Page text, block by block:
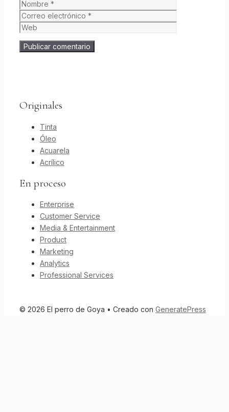
Nombre
Originales
Tinta
Óleo
Acuarela
Acrílico
En proceso
Enterprise
Customer Service
Media & Entertainment
Product
Marketing
Analytics
Professional Services
© 2026 El perro de Goya • Creado con GeneratePress